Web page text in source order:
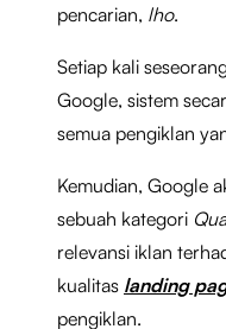
pencarian, lho.
Setiap kali
Google, sistem
semua pengiklan
Kemudian, Google
sebuah kategori
relevansi iklan
kualitas landing
pengiklan.